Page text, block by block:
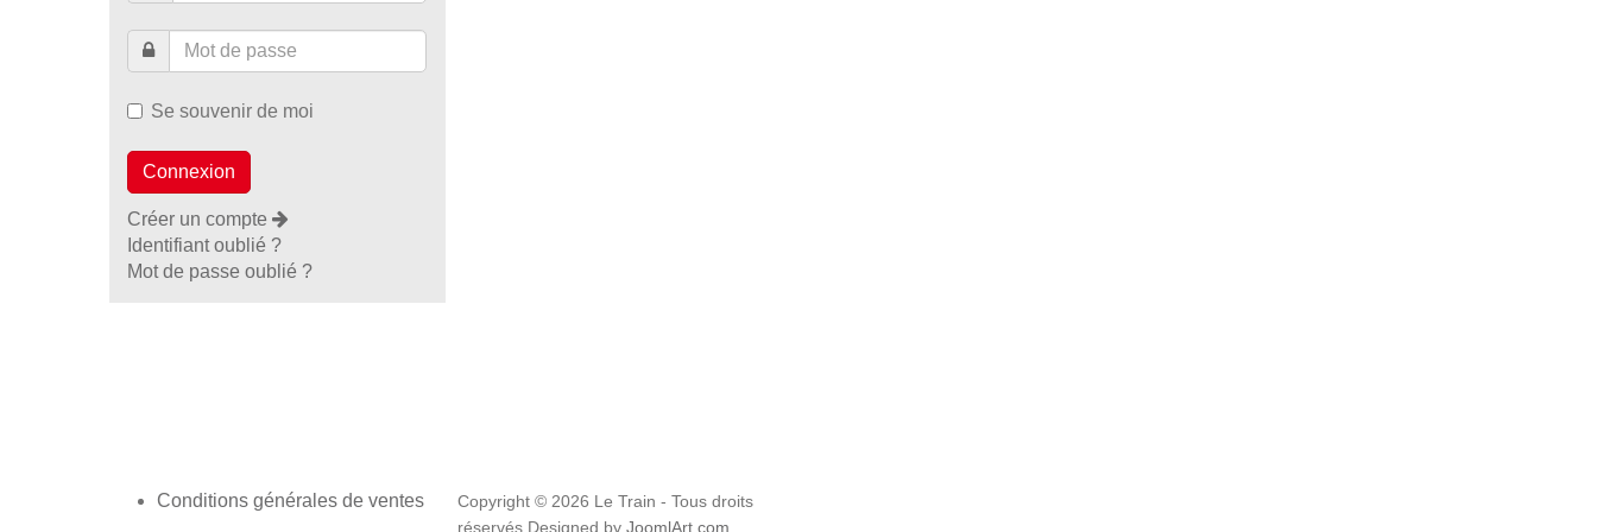
Se souvenir de moi
Créer un compte
Identifiant oublié ?
Mot de passe oublié ?
Conditions générales de ventes
Copyright © 2026 Le Train - Tous droits
réservés Designed by JoomlArt.com